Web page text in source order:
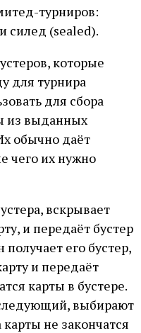
турниров:
силед (sealed).
которые
для турнира
для сбора
из выданных
обычно даёт
чего их нужно
вскрывает
и передаёт бустер
получает его бустер,
и передаёт
карты в бустере.
выбирают
не закончатся